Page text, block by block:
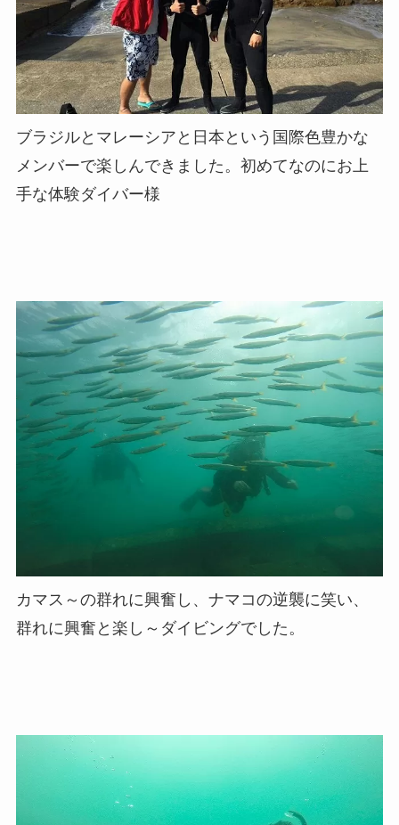
ブラジルとマレーシアと日本という国際色豊かな
メンバーで楽しんできました。初めてなのにお上
手な体験ダイバー様
カマス～の群れに興奮し、ナマコの逆襲に笑い、
群れに興奮と楽し～ダイビングでした。